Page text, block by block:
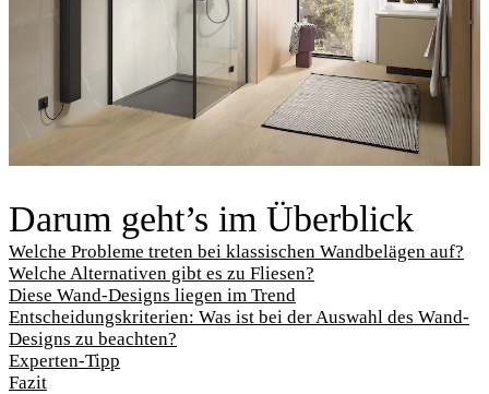
Darum geht’s im Überblick
Welche Probleme treten bei klassischen Wandbelägen auf?
Welche Alternativen gibt es zu Fliesen?
Diese Wand-Designs liegen im Trend
Entscheidungskriterien: Was ist bei der Auswahl des Wand-
Designs zu beachten?
Experten-Tipp
Fazit